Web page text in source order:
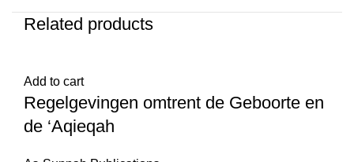
Related products
Add to cart
Regelgevingen omtrent de Geboorte en
de ‘Aqieqah